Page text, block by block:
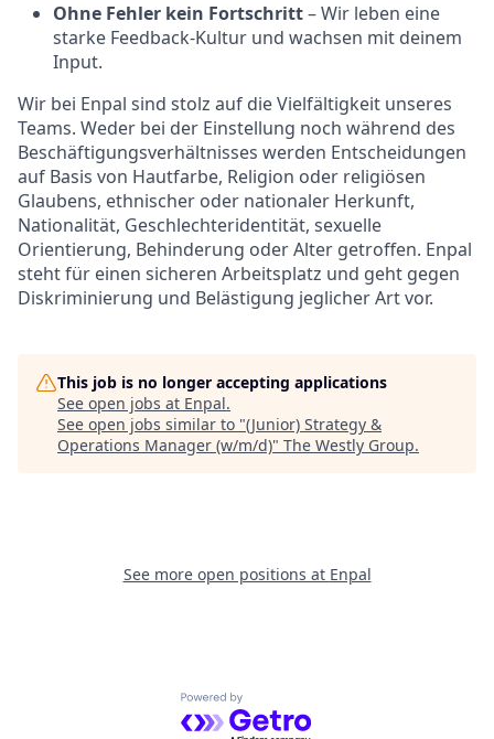
Ohne Fehler kein Fortschritt– Wir leben eine
starke Feedback-Kultur und wachsen mit deinem
Input.
Wir bei Enpal sind stolz auf die Vielfältigkeit unseres
Teams. Weder bei der Einstellung noch während des
Beschäftigungsverhältnisses werden Entscheidungen
auf Basis von Hautfarbe, Religion oder religiösen
Glaubens, ethnischer oder nationaler Herkunft,
Nationalität, Geschlechteridentität, sexuelle
Orientierung, Behinderung oder Alter getroffen. Enpal
steht für einen sicheren Arbeitsplatz und geht gegen
Diskriminierung und Belästigung jeglicher Art vor.
This job is no longer accepting applications
See open jobs at Enpal.
See open jobs similar to "(Junior) Strategy &
Operations Manager (w/m/d)" The Westly Group.
See more open positions at Enpal
Powered by Getro.com